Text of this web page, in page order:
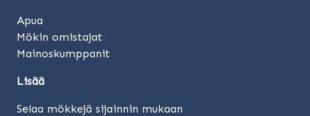
Apua
Mökin omistajat
Mainoskumppanit
Lisää
Selaa mökkejä sijainnin mukaan